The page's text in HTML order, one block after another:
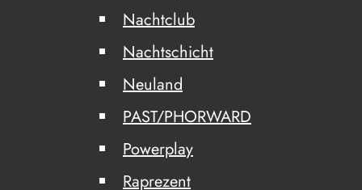
Nachtclub
Nachtschicht
Neuland
PAST/PHORWARD
Powerplay
Raprezent